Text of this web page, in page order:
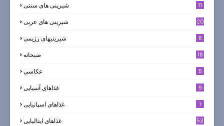
شیرینی های سنتی 11
شیرینی های عربی 20
شیرینیهای رژیمی 8
صبحانه 18
عکاسی 5
غذاهای آسیایی 9
غذاهای اسپانیایی 1
غذاهای ایتالیایی 53